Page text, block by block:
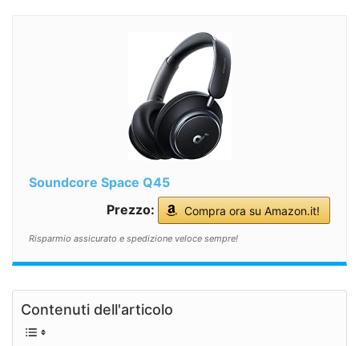
Soundcore Space Q45
Prezzo:
Compra ora su Amazon.it!
Risparmio assicurato e spedizione veloce sempre!
Contenuti dell'articolo